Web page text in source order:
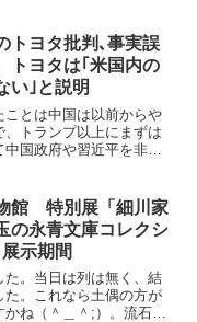
せん。最近では今でも信
決して話題...
トヨタ批判､事実誤
ヨタは｢米国内の
い｣と説明
ことは中国は以前からや
、トランプ以上にまずは
国政府や習近平を非難
わかりやすいことしかし
前提で考え...
館 特別展「細川家
の永青文庫コレクシ
示期間
た。当日は列は無く、結
た。これなら土偶の方が
かね（＾＿＾;）。流石に